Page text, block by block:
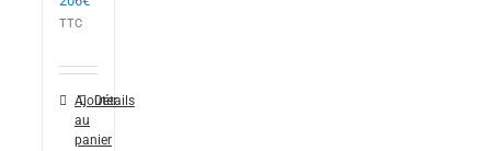
TTC
Ajouter
au
panier
Détails